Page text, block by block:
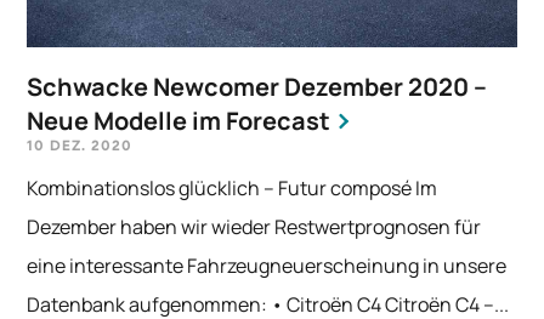
Schwacke Newcomer Dezember 2020 –
Neue Modelle im Forecast
10 DEZ. 2020
Kombinationslos glücklich – Futur composé Im
Dezember haben wir wieder Restwertprognosen für
eine interessante Fahrzeugneuerscheinung in unsere
Datenbank aufgenommen: • Citroën C4 Citroën C4 –...